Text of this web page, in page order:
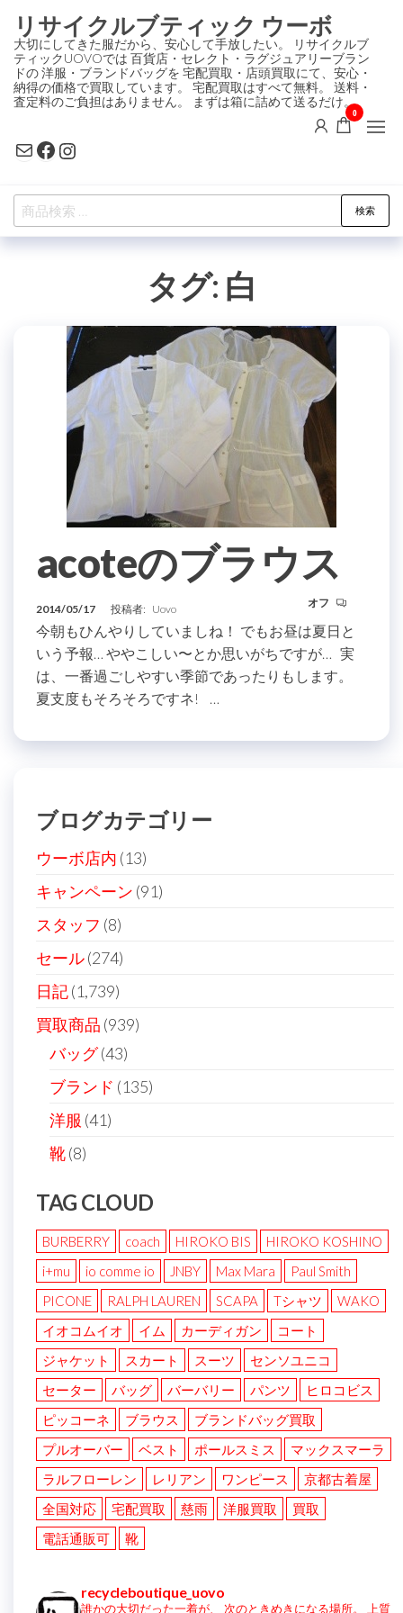
ン
テ
ン
ツ
プ
リサイクルブティック ウーボ
大切にしてきた服だから、安心して手放したい。 リサイクルブ
ティックUOVOでは 百貨店・セレクト・ラグジュアリーブラン
ドの 洋服・ブランドバッグを 宅配買取・店頭買取にて、安心・
納得の価格で買取しています。 宅配買取はすべて無料。 送料・
査定料のご負担はありません。 まずは箱に詰めて送るだけ。
MailFacebook
Instagram
0
検
索
検索
タグ: 白
acoteのブラウス
2014/05/17 投稿者: Uovo オフ
今朝もひんやりしていましね！ でもお昼は夏日と
いう予報… ややこしい〜とか思いがちですが… 実
は、一番過ごしやすい季節であったりもします。
夏支度もそろそろですネ! …
ブログカテゴリー
ウーボ店内 (13)
キャンペーン (91)
スタッフ (8)
セール(274)
日記(1,739)
買取商品 (939)
バッグ(43)
ブランド (135)
洋服 (41)
靴(8)
TAG CLOUD
BURBERRY coach HIROKO BIS
HIROKO KOSHINO
i+mu
io comme io JNBY Max Mara
Paul Smith
PICONE
RALPH LAUREN SCAPA Tシャツ
WAKO
イオコムイオ
イム カーディガン
コート
ジャケット
スカート スーツ
センソユニコ
セーター
バッグ バーバリー パンツ
ヒロコビス
ピッコーネ
ブラウス
ブランドバッグ買取
プルオーバー
ベスト ポールスミス
マックスマーラ
ラルフローレン
レリアン ワンピース
京都古着屋
全国対応
宅配買取 慈雨 洋服買取
買取
電話通販可
靴
recycleboutique_uovo
誰かの大切だった一着が、 次のときめきになる場所。 上質